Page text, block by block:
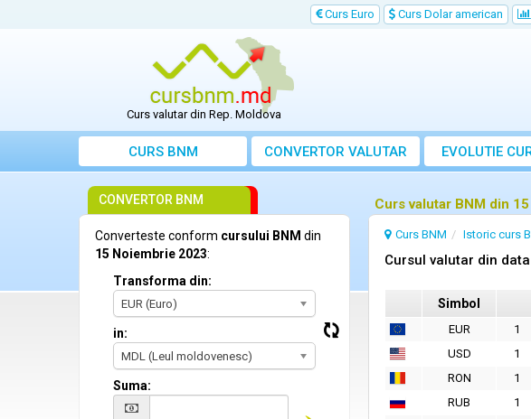
Curs Euro Curs Dolar american
Curs valutar din Rep. Moldova
CURS BNM CONVERTOR VALUTAR EVOLUTIE
Curs valutar BNM din
Curs BNM Istoric curs
Cursul valutar din
Simbol
EUR 1
USD
1
RON
1
RUB
1
CONVERTOR BNM
Converteste conform cursului BNM din
15 Noiembrie 2023:
Transforma din:
EUR (Euro)
in:
MDL (Leul moldovenesc)
Suma: